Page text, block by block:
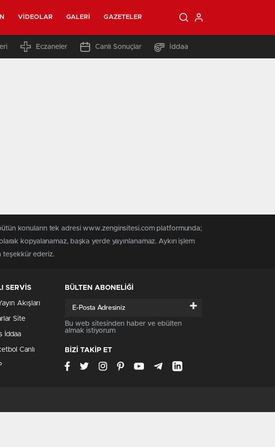
VIDEOLAR GALERI GAZETELER
Eczaneler Canlı Sonuçlar İddaa
konuların tek adresi www.zenginsitesi.com platformunda;
kopyalanamaz, başka yerde yayınlanamaz. Aykırı işlem
teşekkür ederiz.
SERVİS
Akışları
Site
İddaa
Canlı
BÜLTEN ABONELİĞİ
+
Bu web sitesinden haber ve ebülten
almak istiyorum
BİZİ TAKİP ET